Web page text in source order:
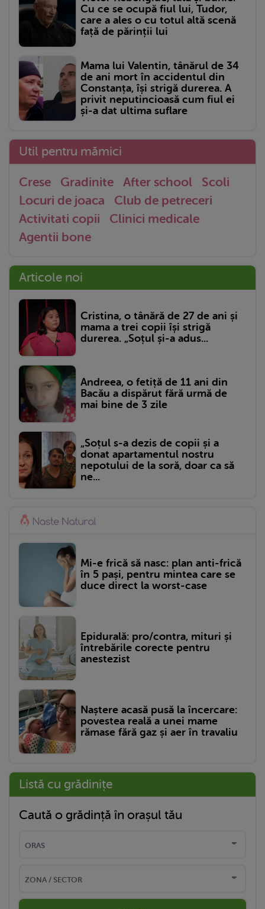
Cu ce se ocupă fiul lui, Tudor,
care a ales o cu totul altă scenă
față de părinții lui
Mama lui Valentin, tânărul de 34
de ani mort în accidentul din
Constanța, își strigă durerea. A
privit neputincioasă cum fiul ei
și-a dat ultima suflare
Util pentru mămici
Crese Gradinite After school
Scoli
Locuri de joaca
Club de petreceri
Activitati copii
Clinici medicale
Agentii bone
Articole noi
Cristina, o tânără de 27 de ani și
mama a trei copii își strigă
durerea. „Soțul și-a adus...
Andreea, o fetiță de 11 ani din
Bacău a dispărut fără urmă de
mai bine de 3 zile
„Soțul s-a dezis de copii și a
donat apartamentul nostru
nepotului de la soră, doar ca să
ne...
Mi-e frică să nasc: plan anti-frică
în 5 pași, pentru mintea care se
duce direct la worst-case
Epidurală: pro/contra, mituri și
întrebările corecte pentru
anestezist
Naștere acasă pusă la încercare:
povestea reală a unei mame
rămase fără gaz și aer în travaliu
Listă cu grădinițe
Caută o grădință în orașul tău